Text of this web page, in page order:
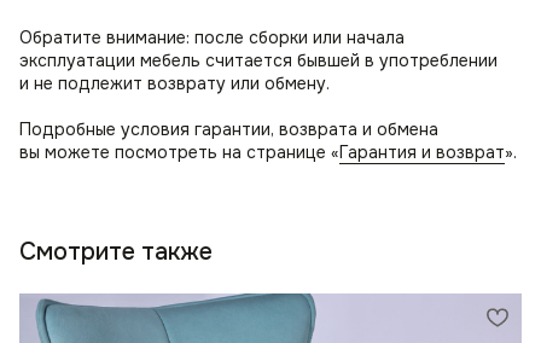
Обратите внимание: после сборки или начала
эксплуатации мебель считается бывшей в употреблении
и не подлежит возврату или обмену.
Подробные условия гарантии, возврата и обмена
вы можете посмотреть на странице «Гарантия и возврат».
Смотрите также